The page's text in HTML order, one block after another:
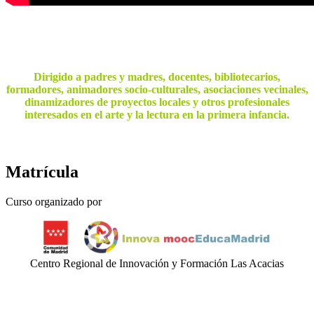
Dirigido a padres y madres, docentes, bibliotecarios,
formadores, animadores socio-culturales, asociaciones vecinales,
dinamizadores de proyectos locales y otros profesionales
interesados en el arte y la lectura en la primera infancia.
Matrícula
Curso organizado por
Centro Regional de Innovación y Formación Las Acacias